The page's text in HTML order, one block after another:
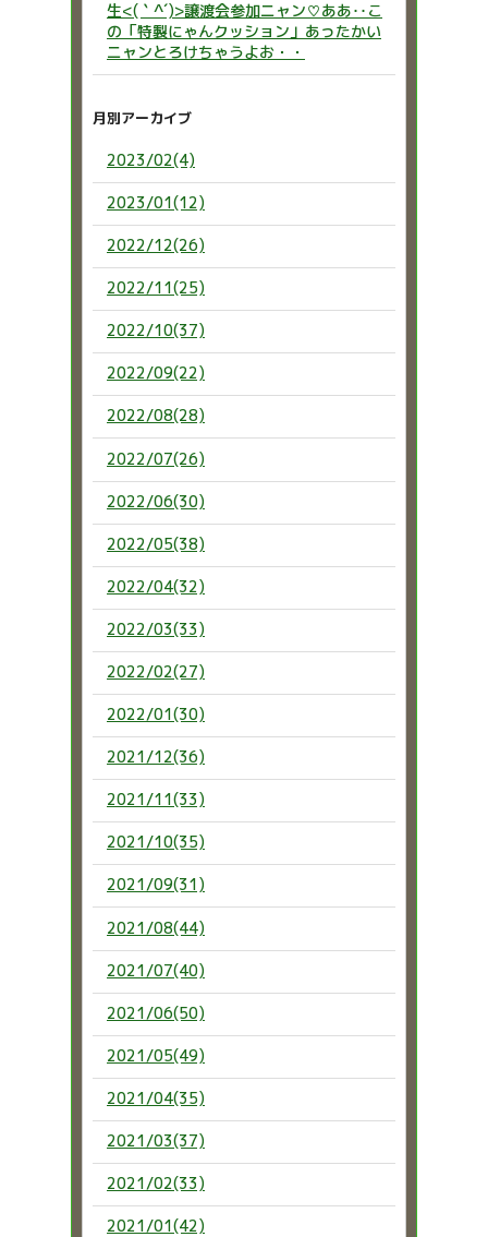
生<(｀^´)>譲渡会参加ニャン♡ああ‥こ
の「特製にゃんクッション」あったかい
ニャンとろけちゃうよお・・
月別アーカイブ
2023/02(4)
2023/01(12)
2022/12(26)
2022/11(25)
2022/10(37)
2022/09(22)
2022/08(28)
2022/07(26)
2022/06(30)
2022/05(38)
2022/04(32)
2022/03(33)
2022/02(27)
2022/01(30)
2021/12(36)
2021/11(33)
2021/10(35)
2021/09(31)
2021/08(44)
2021/07(40)
2021/06(50)
2021/05(49)
2021/04(35)
2021/03(37)
2021/02(33)
2021/01(42)